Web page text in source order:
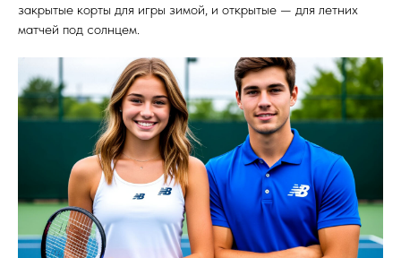
закрытые корты для игры зимой, и открытые — для летних
матчей под солнцем.